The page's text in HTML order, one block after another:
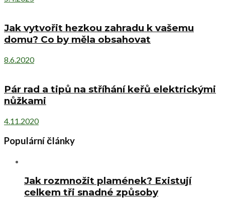
Jak vytvořit hezkou zahradu k vašemu
domu? Co by měla obsahovat
8.6.2020
Pár rad a tipů na stříhání keřů elektrickými
nůžkami
4.11.2020
Populární články
Jak rozmnožit plamének? Existují
celkem tři snadné způsoby